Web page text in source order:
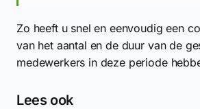
Zo heeft u snel en eenvoudig een
van het aantal en de duur van de
medewerkers in deze periode
Lees ook